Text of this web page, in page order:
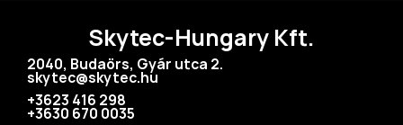
Skytec-Hungary Kft.
2040, Budaörs, Gyár utca 2.
skytec@skytec.hu
+3623 416 298
+3630 670 0035